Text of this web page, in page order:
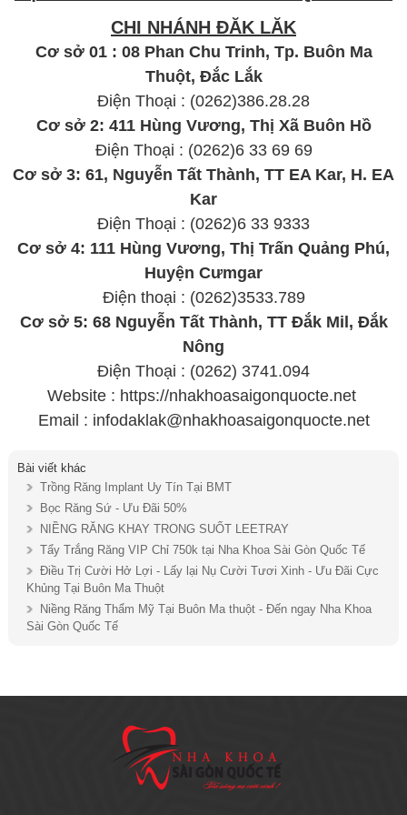
CHI NHÁNH ĐĂK LĂK
Cơ sở 01 : 08 Phan Chu Trinh, Tp. Buôn Ma
Thuột, Đắc Lắk
Điện Thoại : (0262)386.28.28
Cơ sở 2: 411 Hùng Vương, Thị Xã Buôn Hồ
Điện Thoại : (0262)6 33 69 69
Cơ sở 3: 61, Nguyễn Tất Thành, TT EA Kar, H. EA
Kar
Điện Thoại : (0262)6 33 9333
Cơ sở 4: 111 Hùng Vương, Thị Trấn Quảng Phú,
Huyện Cưmgar
Điện thoại : (0262)3533.789
Cơ sở 5: 68 Nguyễn Tất Thành, TT Đắk Mil, Đắk
Nông
Điện Thoại : (0262) 3741.094
Website : https://nhakhoasaigonquocte.net
Email : infodaklak@nhakhoasaigonquocte.net
Bài viết khác
Trồng Răng Implant Uy Tín Tại BMT
Bọc Răng Sứ - Ưu Đãi 50%
NIỀNG RĂNG KHAY TRONG SUỐT LEETRAY
Tẩy Trắng Răng VIP Chỉ 750k tại Nha Khoa Sài Gòn Quốc Tế
Điều Trị Cười Hở Lợi - Lấy lại Nụ Cười Tươi Xinh - Ưu Đãi Cực
Khủng Tại Buôn Ma Thuột
Niềng Răng Thẩm Mỹ Tại Buôn Ma thuột - Đến ngay Nha Khoa
Sài Gòn Quốc Tế